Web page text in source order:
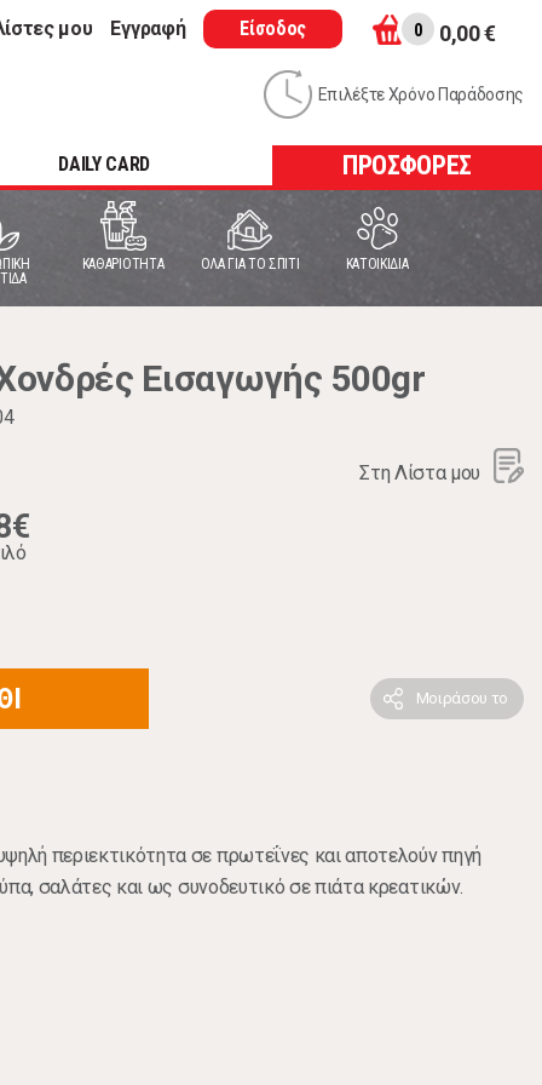
μου Εγγραφή Είσοδος 0 0,00 €
Επιλέξτε Χρόνο Παράδοσης
DAILY CARD ΠΡΟΣΦΟΡΕΣ
ΚΑΘΑΡΙΟΤΗΤΑ ΟΛΑ ΓΙΑ ΤΟ ΣΠΙΤΙ ΚΑΤΟΙΚΙΔΙΑ
Εισαγωγής 500gr
Στη Λίστα μου
Μοιράσου το
περιεκτικότητα σε πρωτεΐνες και αποτελούν πηγή
σαλάτες και ως συνοδευτικό σε πιάτα κρεατικών.